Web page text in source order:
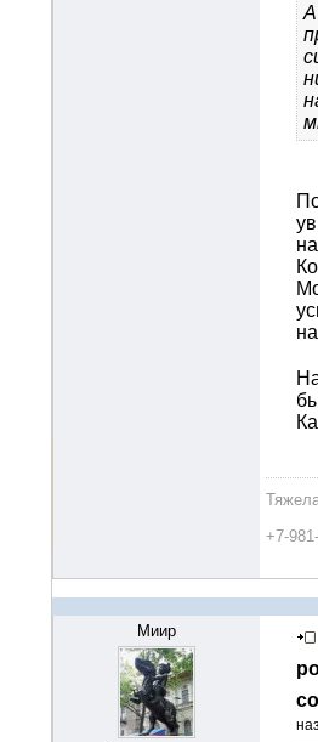
А
+7-
Миир